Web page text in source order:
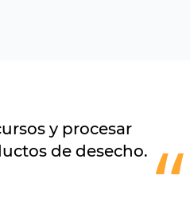
y procesar
de desecho.